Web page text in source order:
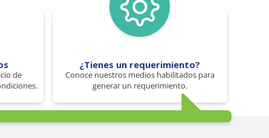
de
¿Tienes un requerimiento?
Conoce nuestros medios habilitados para
generar un requerimiento.